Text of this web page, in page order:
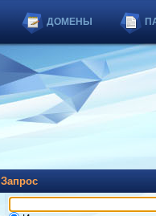
ДОМЕНЫ
Запрос